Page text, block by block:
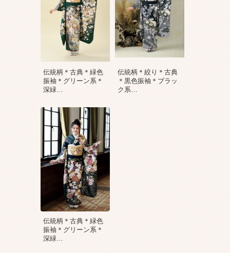
伝統柄＊古典＊緑色
振袖＊グリーン系＊
深緑…
伝統柄＊絞り＊古典
＊黒色振袖＊ブラッ
ク系…
伝統柄＊古典＊緑色
振袖＊グリーン系＊
深緑…